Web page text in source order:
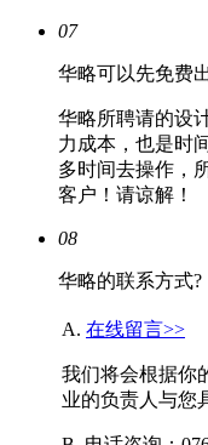
07
华略可以先免费
华略所聘请的设
力成本，也是时
多时间去操作，
客户！请谅解！
08
华略的联系方式?
A. 在线留言>>
我们将会根据你
业的负责人与您